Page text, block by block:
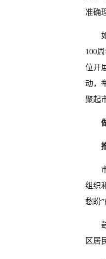
准确
100
位开
动，
聚起
组织
愁盼”
区居